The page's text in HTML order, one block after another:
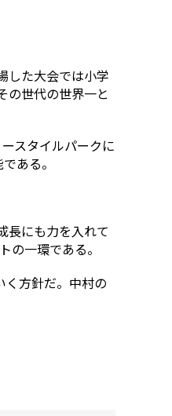
した大会では小学
の世代の世界一と
スタイルパークに
ある。
長にも力を入れて
一環である。
く方針だ。中村の